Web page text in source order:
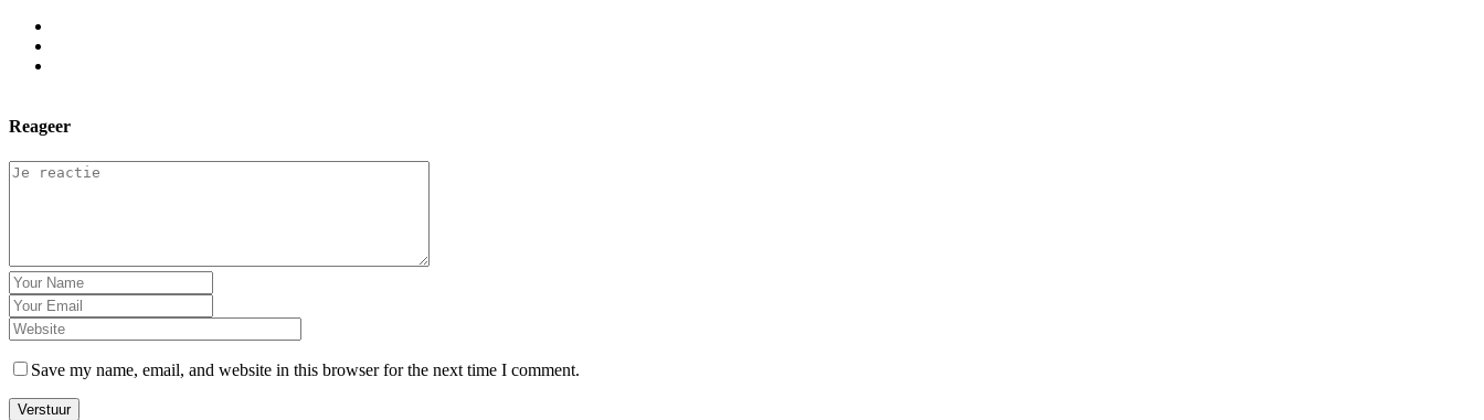
Reageer
Save my name, email, and website in this browser for the next time I comment.
Verstuur